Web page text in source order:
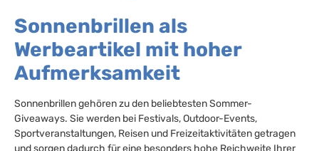
Sonnenbrillen als
Werbeartikel mit hoher
Aufmerksamkeit
Sonnenbrillen gehören zu den beliebtesten Sommer-
Giveaways. Sie werden bei Festivals, Outdoor-Events,
Sportveranstaltungen, Reisen und Freizeitaktivitäten getragen
und sorgen dadurch für eine besonders hohe Reichweite Ihrer